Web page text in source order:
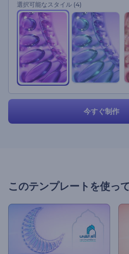
選択可能なスタイル (4)
今すぐ制作
このテンプレートを使っ